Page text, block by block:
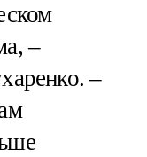
–
–